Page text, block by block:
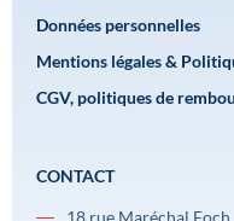
Données personnelles
Mentions légales &
CGV, politiques de
CONTACT
18 rue Maréchal Foch